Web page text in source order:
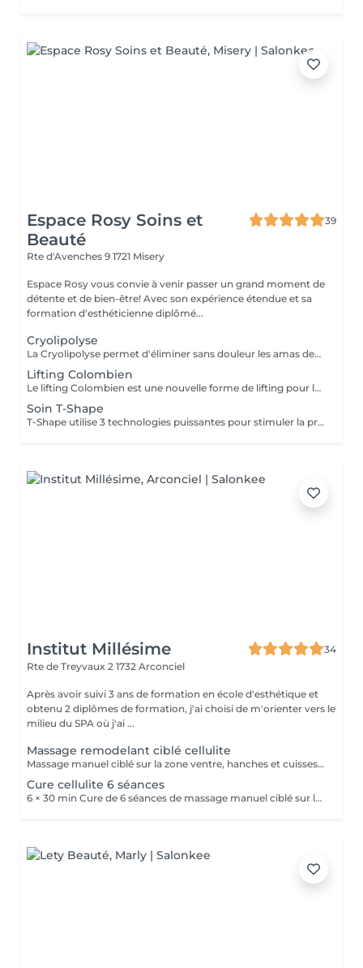
Espace Rosy Soins et
Beauté
39
Rte d'Avenches 9 1721 Misery
Espace Rosy vous convie à venir passer un grand moment de
détente et de bien-être! Avec son expérience étendue et sa
formation d'esthéticienne diplômé...
Cryolipolyse
La Cryolipolyse permet d'éliminer sans douleur les amas des cellules graisseuses qui se trouvent dans: Le but du traitement - les bourrelets de ventre - les poignées d'amour - les culottes de cheval - la taille et les hanches - l'intérieur des cuisses - les zones sous les bras -etc. Déroulement L'applicateur Cryolipolyse va aspirer la zone à traiter, congeler les cellules graisseuses, les détruire définitivement. Progressivement les cellules graisseuses sont éliminées par l'organisme dans les semaines qui suivent. Résultats et suivi: Il faut compter entre 1 à 3 traitements par zone avec un intervalle de 6 semaines.
Lifting Colombien
Le lifting Colombien est une nouvelle forme de lifting pour les fesses. Sa différence avec les autres liftings c'est qu'elle est totalement indolore et ne nécessite ni chirurgie ni injection. Tout se fait à l'aide d'une machine spécialisée pour le Lifting Colombien, à l'aide de ventouse exerçant une aspiration, qui permet de stimuler l'irrigation sanguine de la peau pour lui redonner un aspect naturel et ferme. Les avantages de cette nouvelle technique de soin du fessier sont nombreux. Il s'agit d'un traitement : - non chirurgical, sans opération ni injection - très rapide et efficace dès les premières séances - qui vous permet d'obtenir une peau lissée et tonifiée : un véritable 2 en 1 Avant de réaliser le traitement, pensez à exfolier votre peau avec un gommage. L'objectif ? Permettre à l'huile qui utilisée durant la séance de parfaitement pénétrer dans la peau. Ensuite, après la séance, pratiquez des auto-massages avec un gel raffermissant pour optimiser le traitement.
Soin T-Shape
T-Shape utilise 3 technologies puissantes pour stimuler la production de collagène, réduire les graisses et améliorer la circulation sanguine et le drainage lymphatique. Elle combat la graisse, améliore l'élasticité des tissus et lutte contre la cellulite. La radiofréquence multipolaire génère de la chaleur pour produire du collagène et raffermir la peau. Le massage endodermique stimule la circulation et le laser LLLT réduit la graisse en accélérant la fragmentation des triglycérides.
Institut Millésime
34
Rte de Treyvaux 2 1732 Arconciel
Après avoir suivi 3 ans de formation en école d'esthétique et
obtenu 2 diplômes de formation, j'ai choisi de m'orienter vers le
milieu du SPA où j'ai ...
Massage remodelant ciblé cellulite
Massage manuel ciblé sur la zone ventre, hanches et cuisses. Travail progressif pour lisser l'aspect de la peau, relancer la circulation et apporter une sensation de légèreté. Résultats optimisés en cure.
Cure cellulite 6 séances
6 × 30 min Cure de 6 séances de massage manuel ciblé sur la zone ventre, hanches et cuisses. Le travail est progressif, avec un focus adapté à chaque séance pour optimiser les résultats. La cure comprend également une routine à domicile (huile, crème et hydrolat détox) afin d'accompagner et prolonger les effets du soin. Idéal pour lisser l'aspect de la peau, relancer la circulation et retrouver une sensation de légèreté